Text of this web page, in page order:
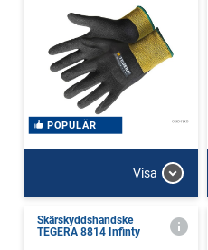
POPULÄR
Visa
Skärskyddshandske
TEGERA 8814 Infinty